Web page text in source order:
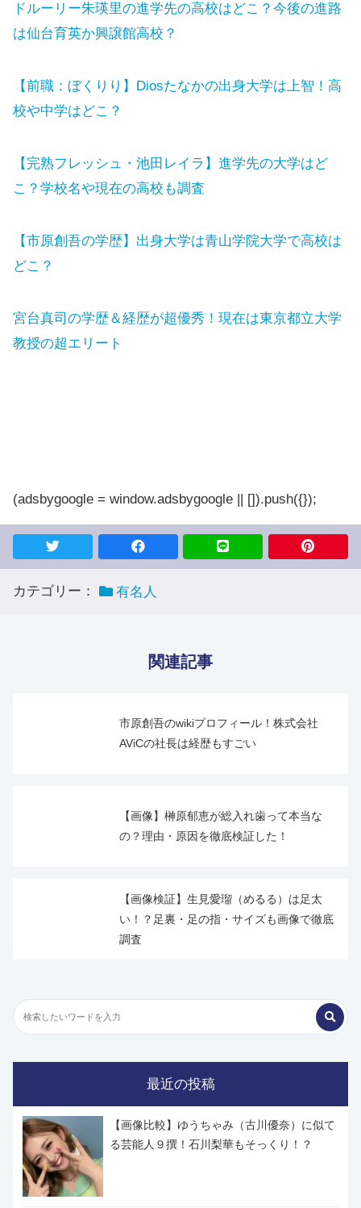
ドルーリー朱瑛里の進学先の高校はどこ？今後の進路
は仙台育英か興譲館高校？
【前職：ぼくりり】Diosたなかの出身大学は上智！高
校や中学はどこ？
【完熟フレッシュ・池田レイラ】進学先の大学はど
こ？学校名や現在の高校も調査
【市原創吾の学歴】出身大学は青山学院大学で高校は
どこ？
宮台真司の学歴＆経歴が超優秀！現在は東京都立大学
教授の超エリート
(adsbygoogle = window.adsbygoogle || []).push({});
カテゴリー： 有名人
関連記事
市原創吾のwikiプロフィール！株式会社
AViCの社長は経歴もすごい
【画像】榊原郁恵が総入れ歯って本当な
の？理由・原因を徹底検証した！
【画像検証】生見愛瑠（めるる）は足太
い！？足裏・足の指・サイズも画像で徹底
調査
最近の投稿
【画像比較】ゆうちゃみ（古川優奈）に似て
る芸能人９撰！石川梨華もそっくり！？